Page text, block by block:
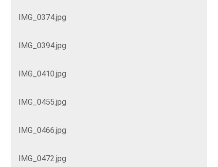
IMG_0374.jpg
IMG_0394.jpg
IMG_0410.jpg
IMG_0455.jpg
IMG_0466.jpg
IMG_0472.jpg